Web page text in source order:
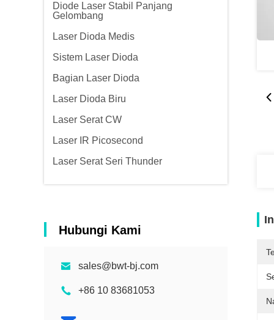
Diode Laser Stabil Panjang
Gelombang
Laser Dioda Medis
Sistem Laser Dioda
Bagian Laser Dioda
Laser Dioda Biru
Laser Serat CW
Laser IR Picosecond
Laser Serat Seri Thunder
Hubungi Kami
sales@bwt-bj.com
+86 10 83681053